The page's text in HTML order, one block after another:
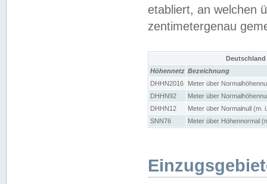
etabliert, an welchen
zentimetergenau
Höhennetz Bezeichnung
DHHN2016
Meter über
DHHN92
Meter über
DHHN12
Meter über Normalnull (m.
SNN76
Meter über Höhennormal